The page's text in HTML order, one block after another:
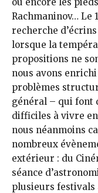
Rachmaninov… Le
recherche
lorsque la
propositions ne
nous avons
problèmes
général – qui font
difficiles à vivre
nous néanmoins
nombreux
extérieur : du
séance
plusieurs festivals